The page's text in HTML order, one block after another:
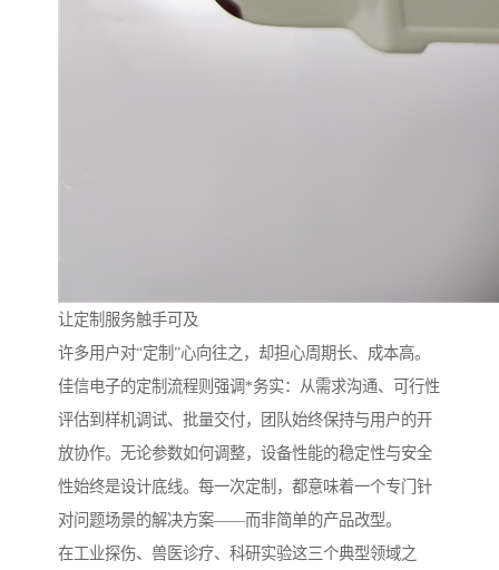
让定制服务触手可及
许多用户对“定制”心向往之，却担心周期长、成本高。
佳信电子的定制流程则强调*务实：从需求沟通、可行性
评估到样机调试、批量交付，团队始终保持与用户的开
放协作。无论参数如何调整，设备性能的稳定性与安全
性始终是设计底线。每一次定制，都意味着一个专门针
对问题场景的解决方案——而非简单的产品改型。
在工业探伤、兽医诊疗、科研实验这三个典型领域之